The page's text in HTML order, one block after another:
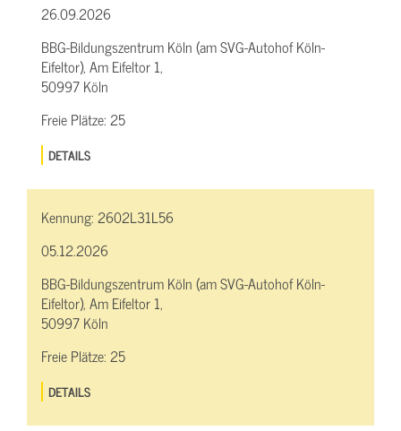
26.09.2026
BBG-Bildungszentrum Köln (am SVG-Autohof Köln-
Eifeltor), Am Eifeltor 1,
50997 Köln
Freie Plätze:25
DETAILS
Kennung:2602L31L56
05.12.2026
BBG-Bildungszentrum Köln (am SVG-Autohof Köln-
Eifeltor), Am Eifeltor 1,
50997 Köln
Freie Plätze:25
DETAILS